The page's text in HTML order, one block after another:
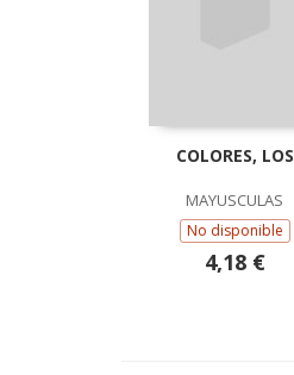
COLORES, LOS
MAYUSCULAS
No disponible
4,18 €